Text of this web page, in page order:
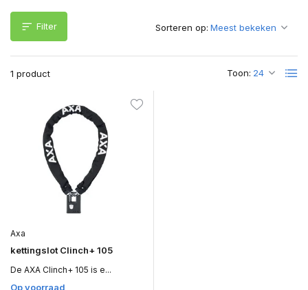
Filter
1 product Toon:
Sorteren op:
Axa
kettingslot Clinch+ 105
De AXA Clinch+ 105 is e...
Op voorraad